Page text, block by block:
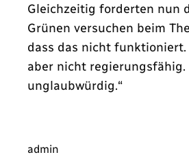
Gleichzeitig forderten nun
Grünen versuchen beim
dass das nicht
aber nicht
unglaubwürdig.“
admin